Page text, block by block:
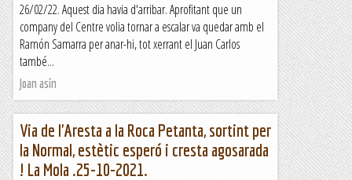
26/02/22. Aquest dia havia d'arribar. Aprofitant que un
company del Centre volia tornar a escalar va quedar amb el
Ramón Samarra per anar-hi, tot xerrant el Juan Carlos
també...
Joan asín
Via de l'Aresta a la Roca Petanta, sortint per
la Normal, estètic esperó i cresta agosarada
! La Mola .25-10-2021.